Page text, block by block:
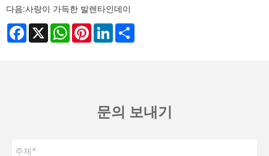
다음:사랑이 가득한 발렌타인데이
Facebook
X WhatsAppPinterestLinkedIn
문의 보내기